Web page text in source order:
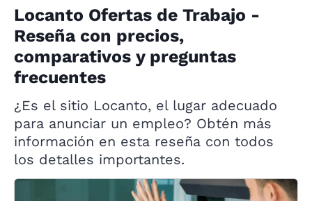
Locanto Ofertas de Trabajo -
Reseña con precios,
comparativos y preguntas
frecuentes
¿Es el sitio Locanto, el lugar adecuado
para anunciar un empleo? Obtén más
información en esta reseña con todos
los detalles importantes.